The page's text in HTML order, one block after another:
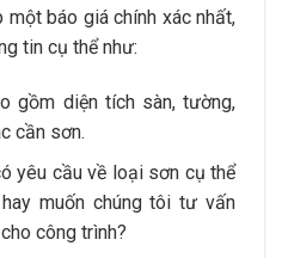
một báo giá chính xác nhất,
tin cụ thể như:
gồm diện tích sàn, tường,
cần sơn.
yêu cầu về loại sơn cụ thể
muốn chúng tôi tư vấn
công trình?